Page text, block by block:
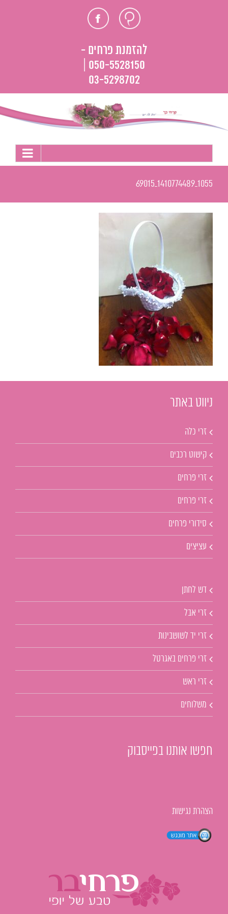
חוות פייסבוק
להזמנת פרחים -
050-5528150 |
03-5298702
1055_1410774489_69015
ניווט באתר
זרי כלה
קישוט רכבים
זרי פרחים
זרי פרחים
סידורי פרחים
עציצים
דש לחתן
זרי אבל
זרי יד לשושבינות
זרי פרחים באגרטל
זרי ראש
משלוחים
חפשו אותנו בפייסבוק
הצהרת נגישות